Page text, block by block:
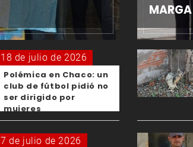
18 de julio de 2026
Polémica en Chaco: un
club de fútbol pidió no
ser dirigido por
mujeres
7 de julio de 2026